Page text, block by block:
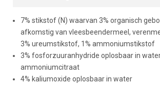
7% stikstof (N) waarvan 3% organisch
afkomstig van vleesbeendermeel,
3% ureumstikstof, 1% ammoniumstikstof
3% fosforzuuranhydride oplosbaar in
ammoniumcitraat
4% kaliumoxide oplosbaar in water